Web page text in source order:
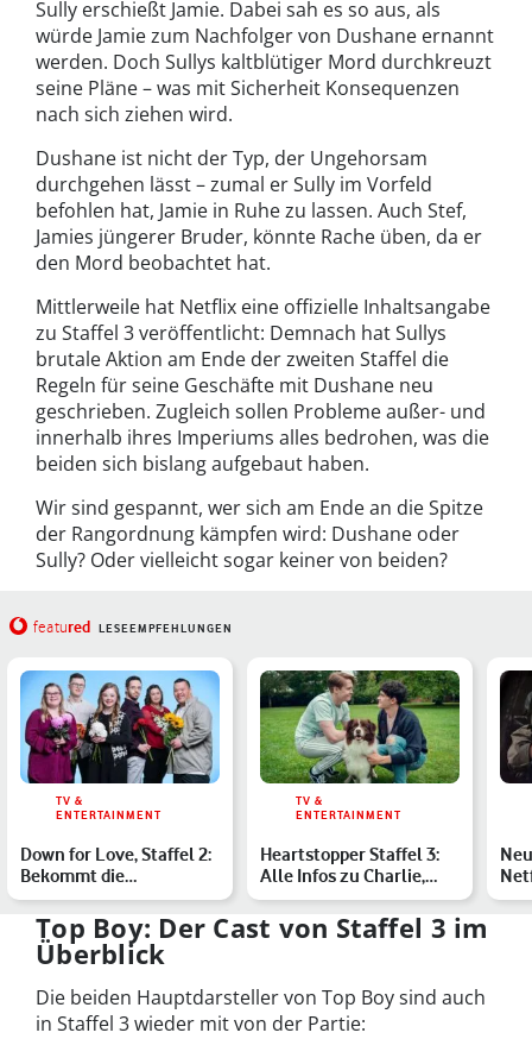
Sully erschießt Jamie. Dabei sah es so aus, als
würde Jamie zum Nachfolger von Dushane ernannt
werden. Doch Sullys kaltblütiger Mord durchkreuzt
seine Pläne – was mit Sicherheit Konsequenzen
nach sich ziehen wird.
Dushane ist nicht der Typ, der Ungehorsam
durchgehen lässt – zumal er Sully im Vorfeld
befohlen hat, Jamie in Ruhe zu lassen. Auch Stef,
Jamies jüngerer Bruder, könnte Rache üben, da er
den Mord beobachtet hat.
Mittlerweile hat Netflix eine offizielle Inhaltsangabe
zu Staffel 3 veröffentlicht: Demnach hat Sullys
brutale Aktion am Ende der zweiten Staffel die
Regeln für seine Geschäfte mit Dushane neu
geschrieben. Zugleich sollen Probleme außer- und
innerhalb ihres Imperiums alles bedrohen, was die
beiden sich bislang aufgebaut haben.
Wir sind gespannt, wer sich am Ende an die Spitze
der Rangordnung kämpfen wird: Dushane oder
Sully? Oder vielleicht sogar keiner von beiden?
featured LESEEMPFEHLUNGEN
TV &
ENTERTAINMENT
Down for Love, Staffel 2:
Bekommt die
Datingshow eine
Fortsetzung…
TV &
ENTERTAINMENT
Heartstopper Staffel 3:
Alle Infos zu Charlie,
Nick und Co.
Top Boy: Der Cast von Staffel 3 im
Überblick
Die beiden Hauptdarsteller von Top Boy sind auch
in Staffel 3 wieder mit von der Partie: